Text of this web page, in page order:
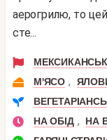
аерогрилю, то
сте...
М'ЯСО ,
НА ОБІД ,
НА